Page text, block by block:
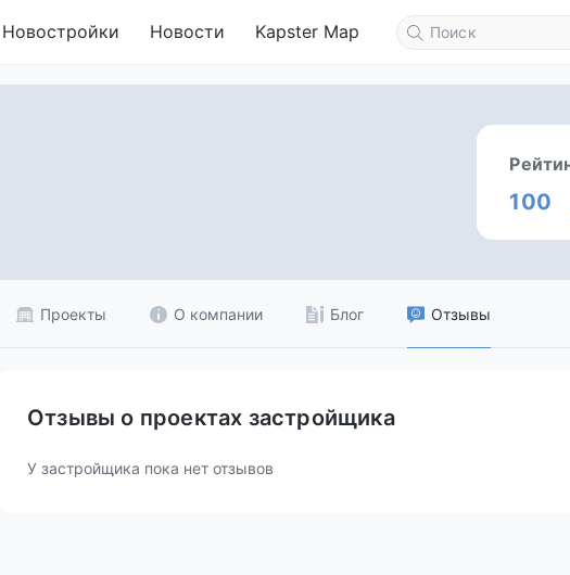
Новостройки Новости Kapster Map
100
Проекты О компании Блог Отзывы
Отзывы о проектах застройщика
У застройщика пока нет отзывов